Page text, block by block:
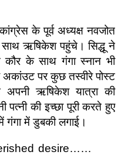
के पूर्व अध्यक्ष नवजोत
साथ ऋषिकेश पहुंचे। सिद्धू ने
के साथ गंगा स्नान भी
अकांउट पर कुछ तस्वीरे पोस्ट
अपनी ऋषिकेश यात्रा की
की इच्छा पूरी करते हुए
में डुबकी लगाई।
desire……